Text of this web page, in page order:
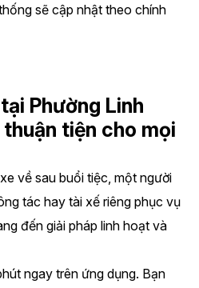
sẽ cập nhật theo chính
Phường Linh
tiện cho mọi
về sau buổi tiệc, một người
tác hay tài xế riêng phục vụ
đến giải pháp linh hoạt và
ngay trên ứng dụng. Bạn